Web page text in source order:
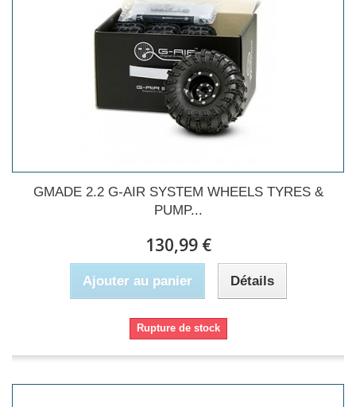
GMADE 2.2 G-AIR SYSTEM WHEELS TYRES &
PUMP...
130,99 €
Ajouter au panier Détails
Rupture de stock